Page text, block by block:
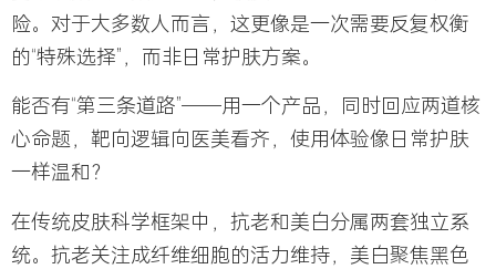
险。对于大多数人而言，这更像是一次需要反复权衡
的“特殊选择”，而非日常护肤方案。
能否有“第三条道路”——用一个产品，同时回应两道核
心命题，靶向逻辑向医美看齐，使用体验像日常护肤
一样温和？
在传统皮肤科学框架中，抗老和美白分属两套独立系
统。抗老关注成纤维细胞的活力维持，美白聚焦黑色